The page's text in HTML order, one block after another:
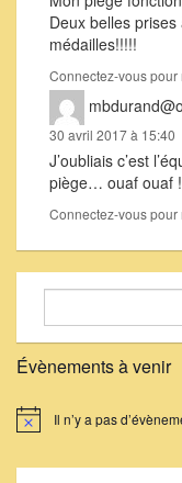
Deux belles
médailles!!!!!
Connectez-vous pour
30 avril 2017 à 15:40
J’oubliais c’est
piège… ouaf ouaf
Connectez-vous pour
Évènements à venir
Notice Il n’y a pas